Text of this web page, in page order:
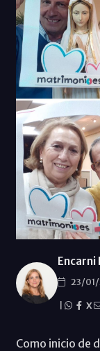
Encarni
23/
X
Como inicio de